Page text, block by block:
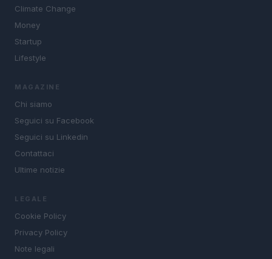
Climate Change
Money
Startup
Lifestyle
MAGAZINE
Chi siamo
Seguici su Facebook
Seguici su Linkedin
Contattaci
Ultime notizie
LEGALE
Cookie Policy
Privacy Policy
Note legali